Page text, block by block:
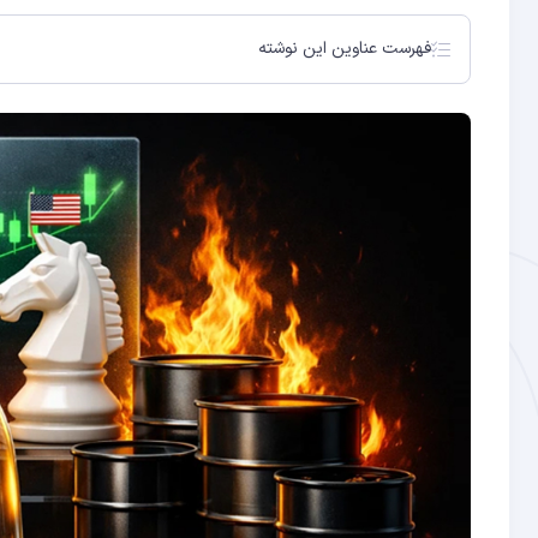
فهرست عناوین این نوشته
شوک نفتی ۲۰۲۶: تکرار تاریخ یا سناریوی جدید؟
رکود تورمی چیست و چرا خطرناک است؟
بیت کوین و رکود تورمی: عملکرد تاریخی
آیا بیت کوین طلای دیجیتال است؟ بررسی روایت پناهگاه
سناریوهای پیش‌ رو برای بیت کوین در بحران ۲۰۲۶
تأثیر شوک نفتی بر سایر ارزهای دیجیتال
استراتژی‌های سرمایه‌گذاری در شرایط رکود تورمی
نقش ماینرها و هش‌ریت در شرایط بحران انرژی
دیدگاه تحلیلگران و مؤسسات بزرگ
تفاوت شوک نفتی ۲۰۲۶ با بحران‌های گذشته
شاخص‌های هشداردهنده رکود تورمی در ۲۰۲۶
بیت کوین در بحران ۲۰۲۰ (پاندمی کرونا)
بیت کوین در دوره تورمی ۲۰۲۱-۲۰۲۲
سناریوی صعودی: بیت کوین به‌عنوان پناهگاه ارزش
سناریوی نزولی: فشار نقدینگی و فرار از ریسک
سناریوی میانه: نوسان شدید و سپس بازیابی
سؤالات متداول